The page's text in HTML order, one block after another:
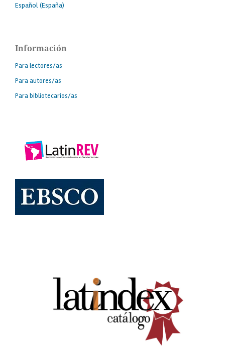
Español (España)
Información
Para lectores/as
Para autores/as
Para bibliotecarios/as